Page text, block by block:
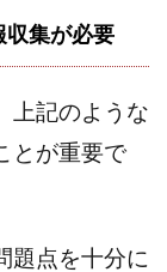
収集が必要
上記のような
とが重要で
題点を十分に
きるスマホ副業
ス・ジュニア
スシステム
ダイス